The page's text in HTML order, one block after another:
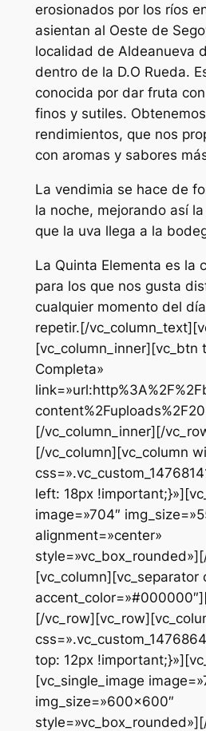
erosionados por los ríos
asientan al Oeste de
localidad de Aldeanueva
dentro de la D.O Rueda.
conocida por dar fruta
finos y sutiles.
rendimientos, que nos
con aromas y sabores
La vendimia se hace de
la noche, mejorando así
que la uva llega a la
La Quinta Elementa es la
para los que nos gusta
cualquier momento del
repetir.[/
[vc_column_inner][vc_btn
Completa»
[/vc_column_inner][/
[/vc_column][vc_column
left: 18px
image=»704″
alignment=»center»
[vc_column][vc_separator
[/
top: 12px
[vc_single_image
img_size=»600×600″